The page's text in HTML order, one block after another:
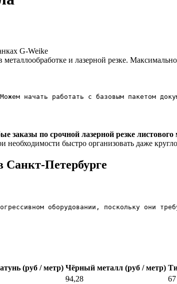
и лазерной резке.
заказы по срочной лазерной резке листового
быстро организовать даже
Санкт-Петербурге
(руб / метр) Чёрный металл (руб / метр)
94,28
67